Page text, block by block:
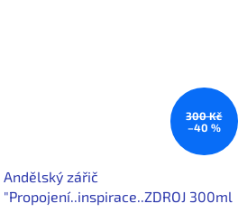
300 Kč
–40 %
Andělský zářič
"Propojení..inspirace..ZDROJ 300ml